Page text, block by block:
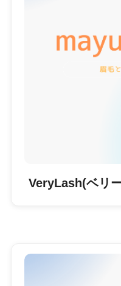
VeryLash(ベリ